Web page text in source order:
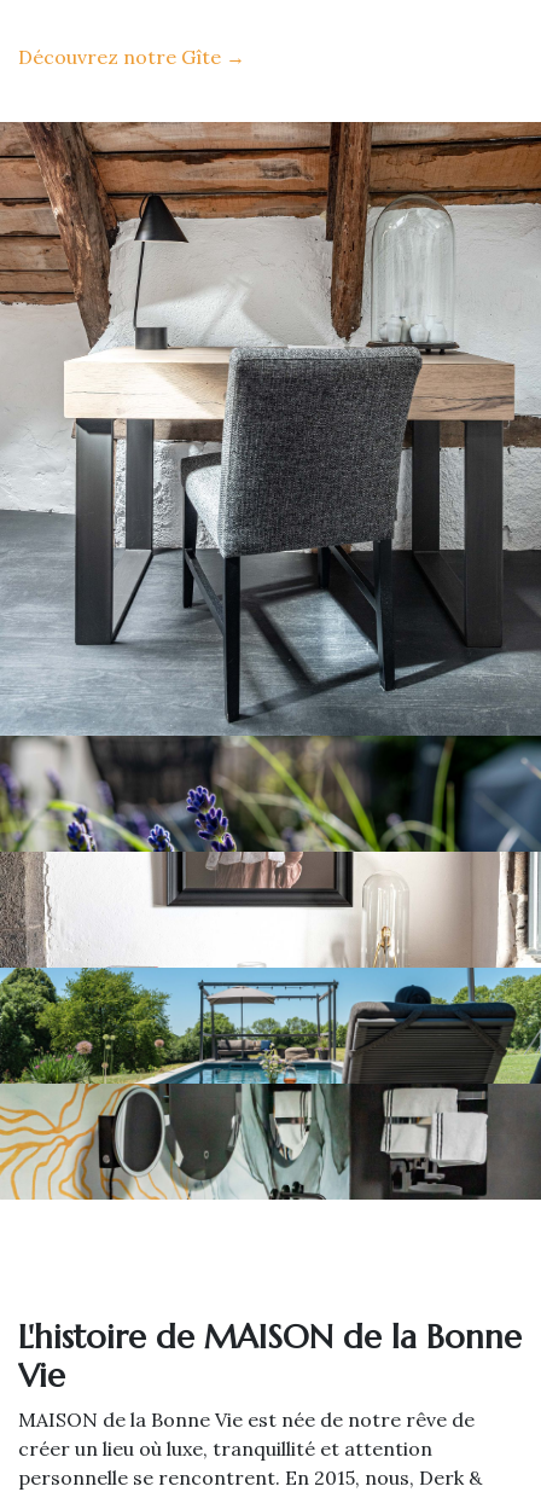
Découvrez notre Gîte →
L'histoire de MAISON de la Bonne
Vie
MAISON de la Bonne Vie est née de notre rêve de
créer un lieu où luxe, tranquillité et attention
personnelle se rencontrent. En 2015, nous, Derk &